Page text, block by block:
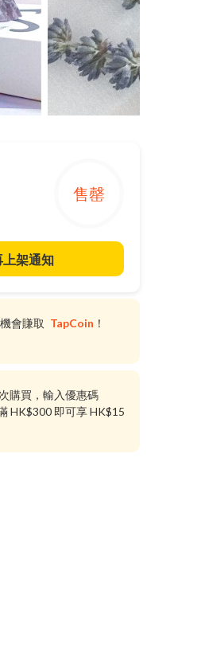
售罄
上架通知
會賺取 TapCoin ！
購買，輸入優惠碼
HK$300 即可享 HK$15